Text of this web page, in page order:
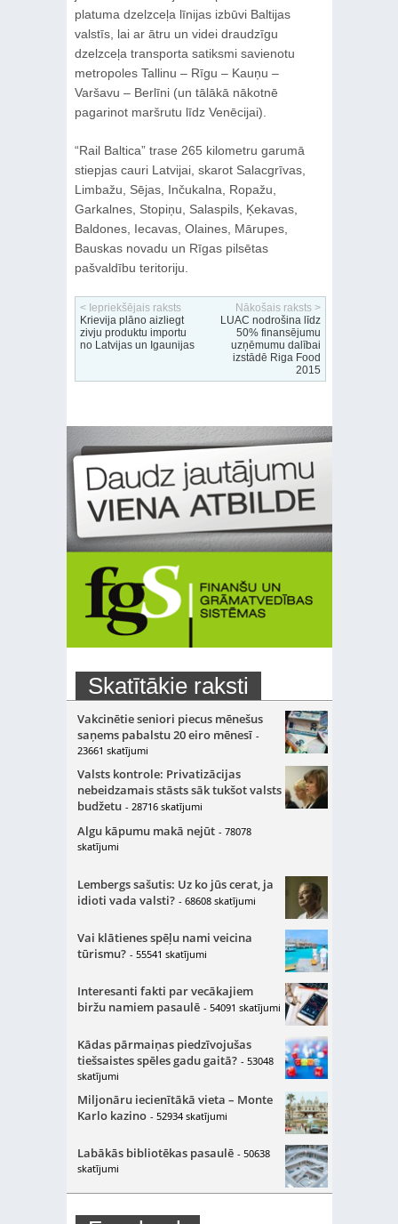
platuma dzelzceļa līnijas izbūvi Baltijas
valstīs, lai ar ātru un videi draudzīgu
dzelzceļa transporta satiksmi savienotu
metropoles Tallinu – Rīgu – Kauņu –
Varšavu – Berlīni (un tālākā nākotnē
pagarinot maršrutu līdz Venēcijai).
“Rail Baltica” trase 265 kilometru garumā
stiepjas cauri Latvijai, skarot Salacgrīvas,
Limbažu, Sējas, Inčukalna, Ropažu,
Garkalnes, Stopiņu, Salaspils, Ķekavas,
Baldones, Iecavas, Olaines, Mārupes,
Bauskas novadu un Rīgas pilsētas
pašvaldību teritoriju.
< Iepriekšējais raksts
Krievija plāno aizliegt
zivju produktu importu
no Latvijas un Igaunijas
Nākošais raksts >
LUAC nodrošina līdz
50% finansējumu
uzņēmumu dalībai
izstādē Riga Food
2015
Skatītākie raksti
Vakcinētie seniori piecus mēnešus
saņems pabalstu 20 eiro mēnesī -
23661 skatījumi
Valsts kontrole: Privatizācijas
nebeidzamais stāsts sāk tukšot valsts
budžetu - 28716 skatījumi
Algu kāpumu makā nejūt - 78078
skatījumi
Lembergs sašutis: Uz ko jūs cerat, ja
idioti vada valsti? - 68608 skatījumi
Vai klātienes spēļu nami veicina
tūrismu? - 55541 skatījumi
Interesanti fakti par vecākajiem
biržu namiem pasaulē - 54091 skatījumi
Kādas pārmaiņas piedzīvojušas
tiešsaistes spēles gadu gaitā? - 53048
skatījumi
Miljonāru iecienītākā vieta – Monte
Karlo kazino - 52934 skatījumi
Labākās bibliotēkas pasaulē - 50638
skatījumi